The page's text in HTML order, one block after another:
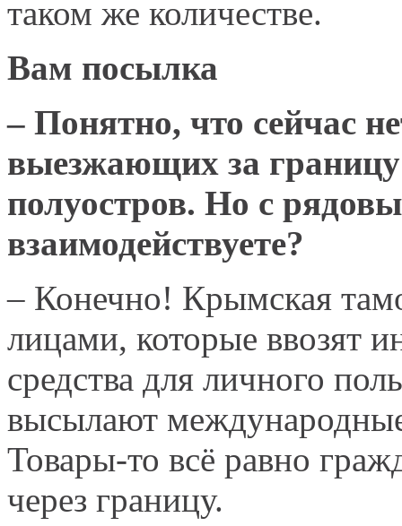
таком же количестве.
Вам посылка
– Понятно, что сейчас
выезжающих за
полуостров. Но с
взаимодействуете?
– Конечно! Крымская
лицами, которые ввозят
средства для личного
высылают
Товары-то всё равно
через границу.